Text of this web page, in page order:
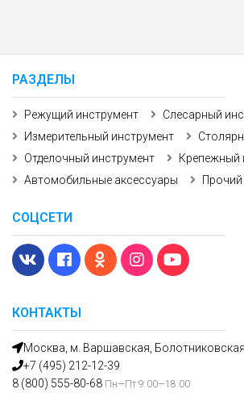
КОНТАКТЫ
Москва, м. Варшавская, Болотниковская
+7 (495) 212-12-39
8 (800) 555-80-68 Пн—Пт 9:00—18:00
РАЗДЕЛЫ
Режущий инструмент
Слесарный
Измерительный инструмент
Отделочный инструмент
Крепежный
Автомобильные аксессуары
СОЦСЕТИ